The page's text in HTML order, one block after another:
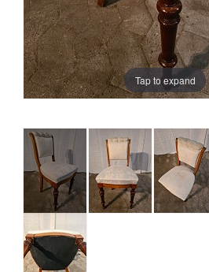
Tap to expand